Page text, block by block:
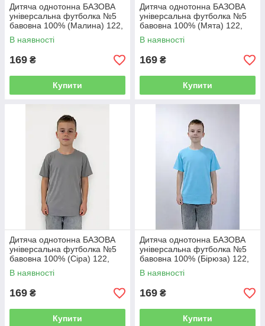
Дитяча однотонна БАЗОВА
універсальна футболка №5
бавовна 100% (Малина) 122,
128-134, 140-146, 152-158,
164-170
В наявності
169 ₴
Купити
Дитяча однотонна БАЗОВА
універсальна футболка №5
бавовна 100% (Мята) 122,
128-134, 140-146, 152-158,
164-170
В наявності
169 ₴
Купити
Дитяча однотонна БАЗОВА
універсальна футболка №5
бавовна 100% (Сіра) 122,
128-134, 140-146, 152-158,
164-170
В наявності
169 ₴
Купити
Дитяча однотонна БАЗОВА
універсальна футболка №5
бавовна 100% (Бірюза) 122,
128-134, 140-146, 152-158,
164-170
В наявності
169 ₴
Купити